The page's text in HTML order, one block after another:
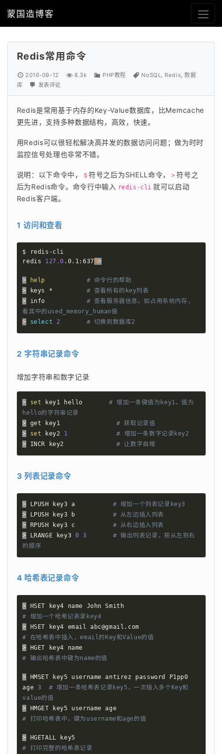
蒙国造博客
Redis常用命令
2016-09-12 8.3k PHP教程 NoSQL, Redis,数据
库
发表评论
Redis是常用基于内存的Key-Value数据库，比Memcache
更先进，支持多种数据结构，高效，快速。
用Redis可以很轻松解决高并发的数据访问问题；做为时时
监控信号处理也非常不错。
说明：以下命令中， $ 符号之后为SHELL命令， > 符号之
后为Redis命令。命令行中输入 redis-cli 就可以启动
Redis客户端。
1 访问和查看
$ redis-cli
redis 127.0 .0.1:6379>
> help
# 命令行的帮助
> keys * # 查看所有的key列表
> info # 查看服务器信息。如占用系统内存，
看其中的used_memory_human值
>
select 2 # 切换到数据库2
2 字符串记录命令
增加字符串和数字记录
> set key1 hello # 增加一条键值为key1，值为
hello的字符串记录
> get key1 # 获取记录值
>
set key2 1
# 增加一条数字记录key2
> INCR key2 # 让数字自增
3 列表记录命令
> LPUSH key3 a # 增加一个列表记录key3
> LPUSH key3 b # 从左边插入列表
> RPUSH key3 c # 从右边插入列表
> LRANGE key3 0 3
# 输出列表记录，按从左到右
的顺序
4 哈希表记录命令
>
# 增加一个哈希记表录key4
>
# 在哈希表中插入，email的Key和Value的值
>
# 输出哈希表中键为name的值
> HMSET key5 username antirez password P1pp0
age 3
# 增加一条哈希表记录key5，一次插入多个Key和
value的值
>
# 打印哈希表中，键为username和age的值
>
# 打印完整的哈希表记录